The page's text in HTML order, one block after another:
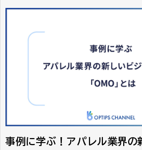
事例に学ぶ！アパレル業界の